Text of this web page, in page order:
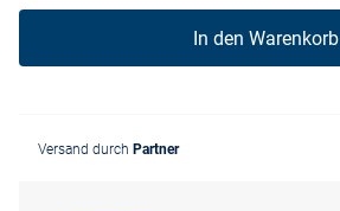
In den Warenkorb
Versand durch Partner